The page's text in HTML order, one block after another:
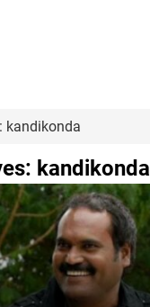
kandikonda
kandikonda